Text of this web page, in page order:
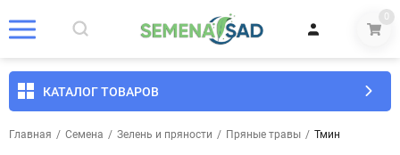
0
КАТАЛОГ ТОВАРОВ
Главная / Семена / Зелень и пряности / Пряные травы / Тмин